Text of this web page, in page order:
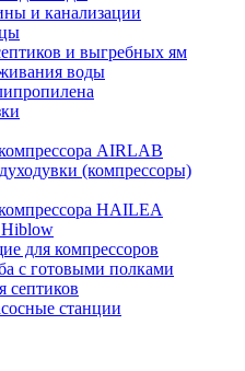
и канализации
и выгребных ям
воды
AIRLAB
(компрессоры)
HAILEA
для компрессоров
с готовыми полками
септиков
станции